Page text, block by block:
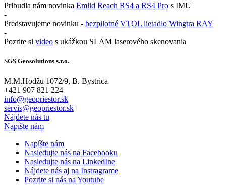
Pribudla nám novinka Emlid Reach RS4 a RS4 Pro s IMU
-
Predstavujeme novinku - bezpilotné VTOL lietadlo Wingtra RAY
-
Pozrite si video s ukážkou SLAM laserového skenovania
SGS Geosolutions s.r.o.
M.M.Hodžu 1072/9, B. Bystrica
+421 907 821 224
info@geopriestor.sk
servis@geopriestor.sk
Nájdete nás tu
Napíšte nám
Napíšte nám
Nasledujte nás na Facebooku
Nasledujte nás na LinkedIne
Nájdete nás aj na Instragrame
Pozrite si nás na Youtube